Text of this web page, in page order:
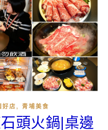
好店 , 青埔美食
頭火鍋|桌邊